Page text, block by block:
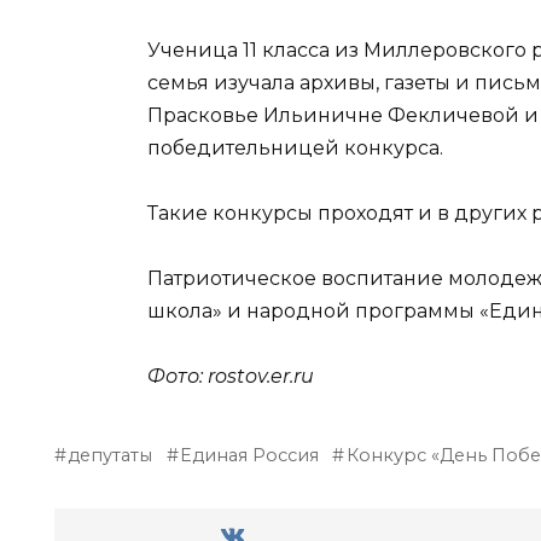
Ученица 11 класса из Миллеровского
семья изучала архивы, газеты и
Прасковье Ильиничне Фекличевой и
победительницей конкурса.
Такие конкурсы проходят и в других
Патриотическое воспитание
школа» и народной программы
Фото: rostov.er.ru
депутаты Единая Россия Конкурс «День